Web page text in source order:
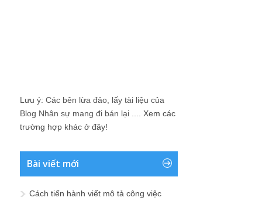
Lưu ý: Các bên lừa đảo, lấy tài liệu của
Blog Nhân sự mang đi bán lại .... Xem các
trường hợp khác ở đây!
Bài viết mới
Cách tiến hành viết mô tả công việc